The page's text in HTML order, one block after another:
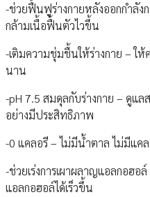
-ช่วยฟื้นฟูร่างกายหลังออกกำลัง
กล้ามเนื้อฟื้นตัวไวขึ้น
-เติมความชุ่มชื้นให้ร่างกาย – ใ
นาน
-pH 7.5 สมดุลกับร่างกาย – ดูแล
อย่างมีประสิทธิภาพ
-0 แคลอรี – ไม่มีน้ำตาล ไม่มีแค
-ช่วยเร่งการเผาผลาญแอลกอฮ
แอลกอฮอล์ได้เร็วขึ้น